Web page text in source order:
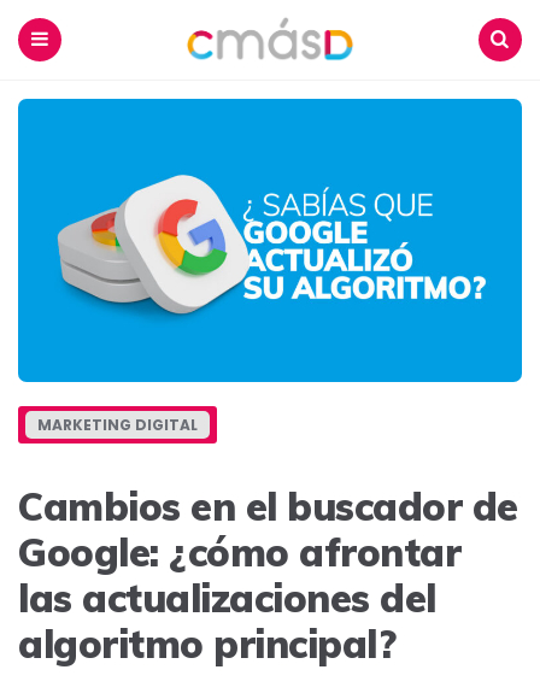
MARKETING DIGITAL
Cambios en el buscador de
Google: ¿cómo afrontar
las actualizaciones del
algoritmo principal?